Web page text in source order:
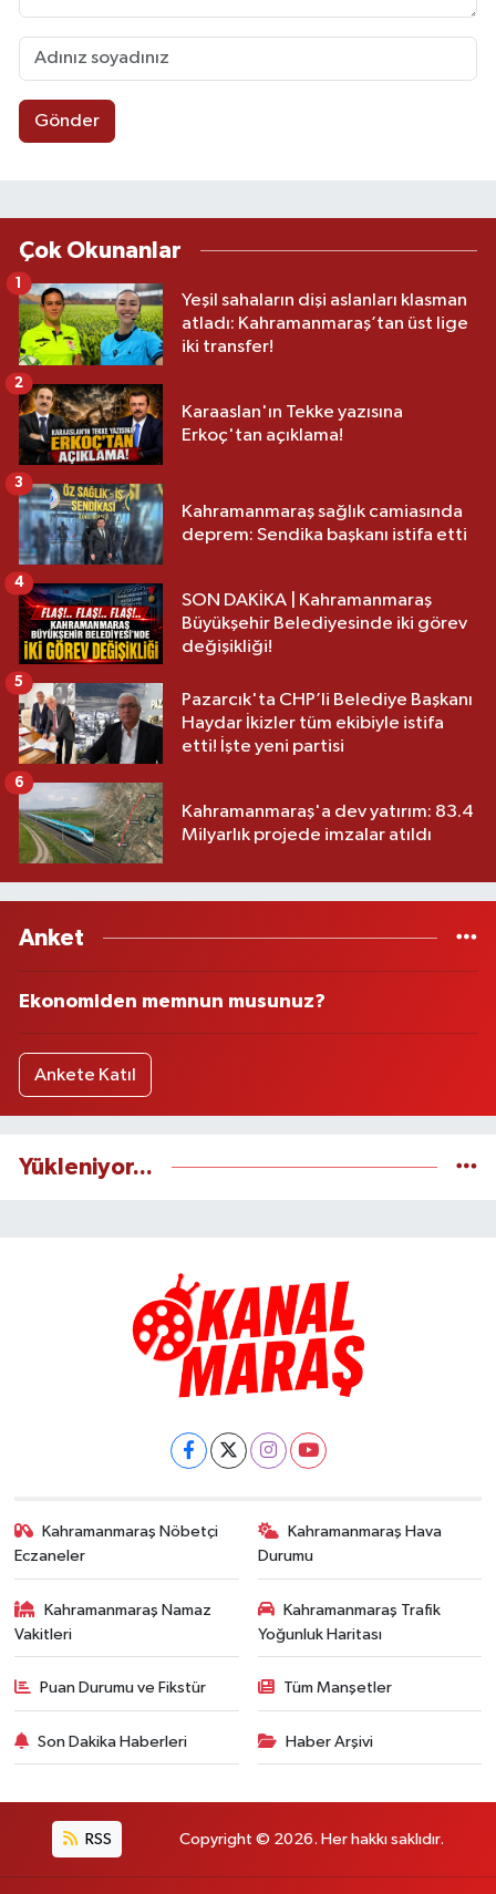
Gönder
Çok Okunanlar
Yeşil sahaların dişi aslanları klasman
atladı: Kahramanmaraş’tan üst lige
iki transfer!
1
Karaaslan'ın Tekke yazısına
Erkoç'tan açıklama!
2
Kahramanmaraş sağlık camiasında
deprem: Sendika başkanı istifa etti
3
SON DAKİKA | Kahramanmaraş
Büyükşehir Belediyesinde iki görev
değişikliği!
4
Pazarcık'ta CHP’li Belediye Başkanı
Haydar İkizler tüm ekibiyle istifa
etti! İşte yeni partisi
5
Kahramanmaraş'a dev yatırım: 83.4
Milyarlık projede imzalar atıldı
6
Anket
Ekonomiden memnun musunuz?
Ankete Katıl
Yükleniyor...
Kahramanmaraş Nöbetçi
Eczaneler
Kahramanmaraş Hava
Durumu
Kahramanmaraş Namaz
Vakitleri
Kahramanmaraş Trafik
Yoğunluk Haritası
Puan Durumu ve Fikstür Tüm Manşetler
Son Dakika Haberleri Haber Arşivi
RSS Copyright © 2026. Her hakkı saklıdır.